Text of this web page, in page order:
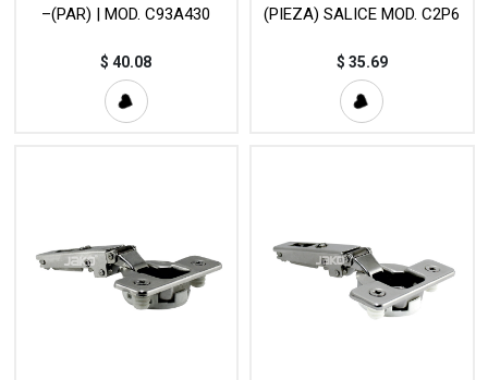
–(PAR) | MOD. C93A430
$40.08
(PIEZA) SALICE MOD. C2P6
$ 35.69